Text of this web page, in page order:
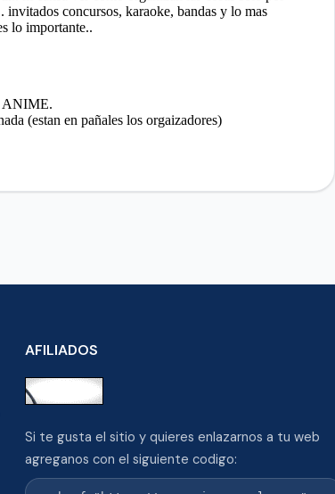
AFILIADOS
Si te gusta el sitio y quieres enlazarnos a tu web
agreganos con el siguiente codigo: